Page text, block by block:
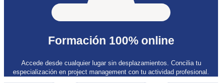
Formación 100% online
Accede desde cualquier lugar sin desplazamientos. Concilia tu
especialización en project management con tu actividad profesional.